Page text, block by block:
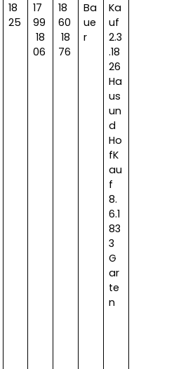
18
25
17
99
18
06
18
60
18
76
Ba
ue
r
Ka
uf
2.3
.18
26
Ha
us
un
d
Ho
fK
au
f
8.
6.1
83
3
G
ar
te
n